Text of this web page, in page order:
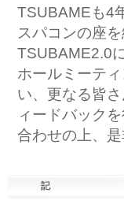
TSUBAMEも4
スパコンの座
TSUBAME2.0
ホールミーテ
い、更なる皆
ィードバック
合わせの上、
記